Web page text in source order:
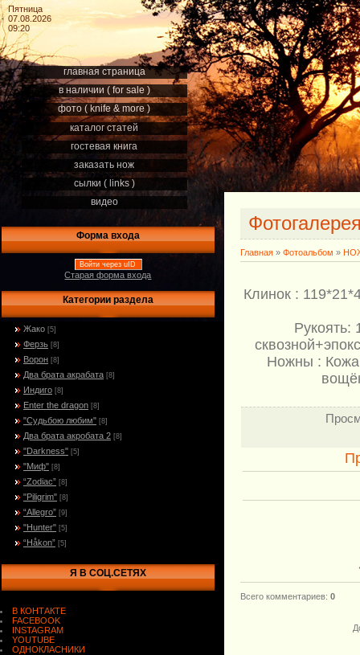
Пятница
07.08.2026
09:20
главная страница
в наличии ( for sale )
фото ( knife & more )
каталог статей
гостевая книга
заказать нож
сылки ( links )
видео
Форма входа
Войти через uID
Старая форма входа
Категории раздела
Жако [5]
Ферзь [8]
Ворон [8]
Два брата акрабата [8]
Индиго [8]
Enter the dragon [8]
"Судьбою любим" [8]
Два брата акробата 2 [8]
"Darkness" [5]
"Миф" [8]
“Zodiac” [8]
"Piligrim" [8]
“Allegro” [9]
"Hunter" [5]
“Håkon” [5]
Я В СОЦ.СЕТЯХ
В КОНТАКТЕ
FACEBOOK
INSTAGRAM
YOUTUBE
ОДНОКЛАСНИКИ
Главная » Фотоальбом »
Клинок :
Ножны :
Всего комментариев: 0